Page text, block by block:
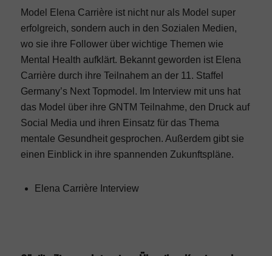
Model Elena Carrière ist nicht nur als Model super
erfolgreich, sondern auch in den Sozialen Medien,
wo sie ihre Follower über wichtige Themen wie
Mental Health aufklärt. Bekannt geworden ist Elena
Carrière durch ihre Teilnahem an der 11. Staffel
Germany’s Next Topmodel . Im Interview mit uns hat
das Model über ihre GNTM Teilnahme, den Druck auf
Social Media und ihren Einsatz für das Thema
mentale Gesundheit gesprochen. Außerdem gibt sie
einen Einblick in ihre spannenden Zukunftspläne.
Elena Carrière Interview